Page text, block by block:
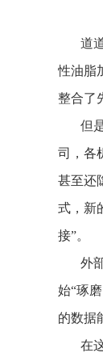
道
性油脂
整合了
但
司，各
甚至还
式，新
接”。
外
始“琢
的数据
在